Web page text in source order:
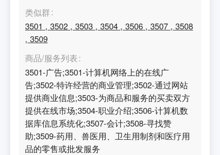
类似群
3501 ,3502 ,3503 ,3504 ,3506 ,3507 ,3508
,3509
商品/服务列表
3501-广告;3501-计算机网络上的在线广
告;3502-特许经营的商业管理;3502-通过网站
提供商业信息;3503-为商品和服务的买卖双方
提供在线市场;3504-职业介绍;3506-计算机数
据库信息系统化;3507-会计;3508-寻找赞
助;3509-药用、兽医用、卫生用制剂和医疗用
品的零售或批发服务